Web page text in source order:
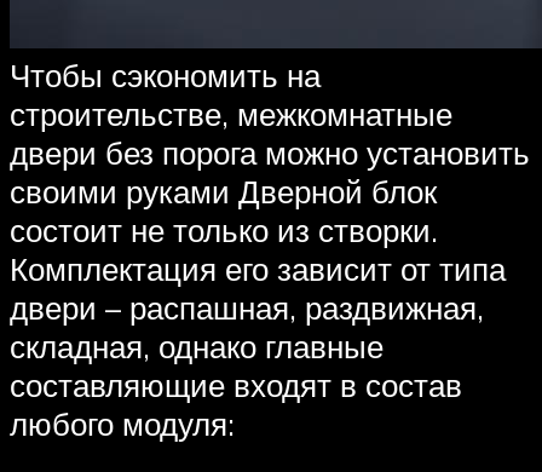
Чтобы сэкономить на
строительстве, межкомнатные
двери без порога можно установить
своими руками Дверной блок
состоит не только из створки.
Комплектация его зависит от типа
двери – распашная, раздвижная,
складная, однако главные
составляющие входят в состав
любого модуля: